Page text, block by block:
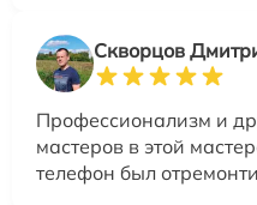
Скворцов
Профессионализм и
мастеров в этой
телефон был